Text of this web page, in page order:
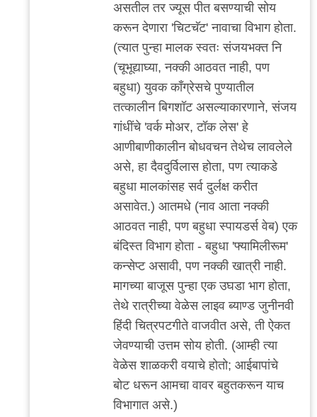
असतील तर ज्यूस पीत बसण्याची सोय
करून देणारा 'चिटचॅट' नावाचा विभाग होता.
(त्यात पुन्हा मालक स्वतः संजयभक्त नि
(चूभूद्याघ्या, नक्की आठवत नाही, पण
बहुधा) युवक काँग्रेसचे पुण्यातील
तत्कालीन बिगशॉट असल्याकारणाने, संजय
गांधींचे 'वर्क मोअर, टॉक लेस' हे
आणीबाणीकालीन बोधवचन तेथेच लावलेले
असे, हा दैवदुर्विलास होता, पण त्याकडे
बहुधा मालकांसह सर्व दुर्लक्ष करीत
असावेत.) आतमधे (नाव आता नक्की
आठवत नाही, पण बहुधा स्पायडर्स वेब) एक
बंदिस्त विभाग होता - बहुधा 'फ्यामिलीरूम'
कन्सेप्ट असावी, पण नक्की खात्री नाही.
मागच्या बाजूस पुन्हा एक उघडा भाग होता,
तेथे रात्रीच्या वेळेस लाइव ब्याण्ड जुनीनवी
हिंदी चित्रपटगीते वाजवीत असे, ती ऐकत
जेवण्याची उत्तम सोय होती. (आम्ही त्या
वेळेस शाळकरी वयाचे होतो; आईबापांचे
बोट धरून आमचा वावर बहुतकरून याच
विभागात असे.)